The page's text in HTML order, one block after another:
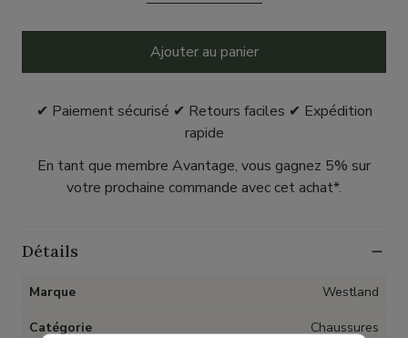
Ajouter au panier
✔ Paiement sécurisé ✔ Retours faciles ✔ Expédition
rapide
En tant que membre Avantage, vous gagnez 5% sur
votre prochaine commande avec cet achat*.
Détails
Marque Westland
Catégorie Chaussures